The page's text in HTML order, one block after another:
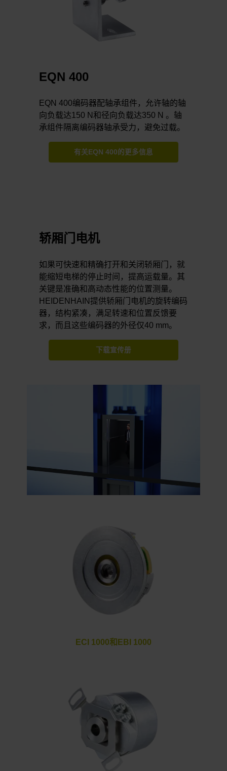
EQN 400
EQN 400编码器配轴承组件，允许轴的轴
向负载达150 N和径向负载达350 N 。轴
承组件隔离编码器轴承受力，避免过载。
有关EQN 400的更多信息
轿厢门电机
如果可快速和精确打开和关闭轿厢门，就
能缩短电梯的停止时间，提高运载量。其
关键是准确和高动态性能的位置测量。
HEIDENHAIN提供轿厢门电机的旋转编码
器，结构紧凑，满足转速和位置反馈要
求，而且这些编码器的外径仅40 mm。
下载宣传册
ECI 1000和EBI 1000